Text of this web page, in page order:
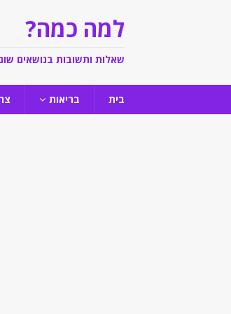
למה כמה?
שאלות ותשובות בנושאים
בית בריאות